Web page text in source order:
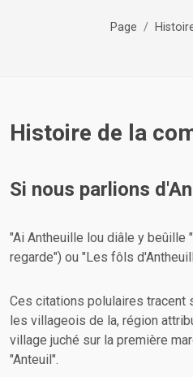
Page
Histoire de la
Si nous parlions
"Ai Antheuille lou diâle y beûille
regarde") ou "Les fôls
Ces citations polulaires tracent
les villageois de la, région
village juché sur la première
"Anteuil".